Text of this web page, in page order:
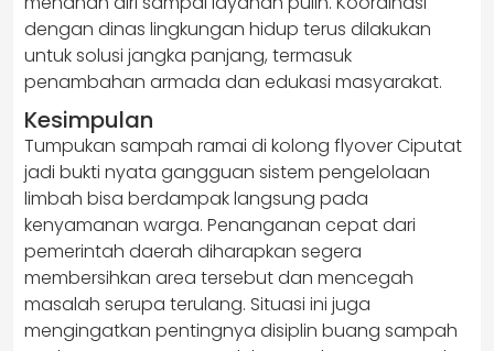
dengan dinas lingkungan hidup terus dilakukan
untuk solusi jangka panjang, termasuk
penambahan armada dan edukasi masyarakat.
Kesimpulan
Tumpukan sampah ramai di kolong flyover Ciputat
jadi bukti nyata gangguan sistem pengelolaan
limbah bisa berdampak langsung pada
kenyamanan warga. Penanganan cepat dari
pemerintah daerah diharapkan segera
membersihkan area tersebut dan mencegah
masalah serupa terulang. Situasi ini juga
mengingatkan pentingnya disiplin buang sampah